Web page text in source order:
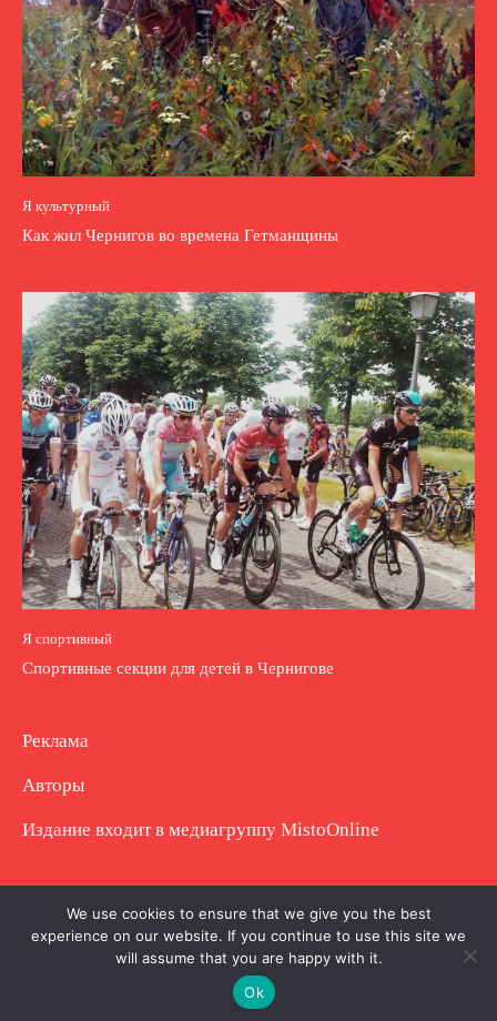
Я культурный
Как жил Чернигов во времена Гетманщины
Я спортивный
Спортивные секции для детей в Чернигове
Реклама
Авторы
Издание входит в медиагруппу MistoOnline
Copyright © Полное использование материала
запрещено. Частично разрешено с гиперссылкой.
We use cookies to ensure that we give you the best
experience on our website. If you continue to use this site we
will assume that you are happy with it.
Ok